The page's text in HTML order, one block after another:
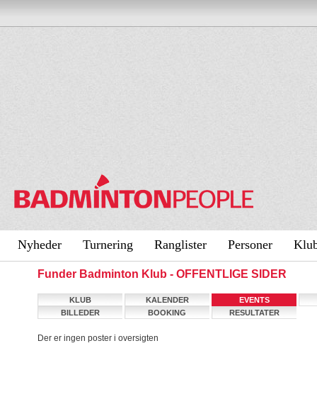
Nyheder Turnering Ranglister Personer
Funder Badminton Klub - OFFENTLIGE SIDER
KLUB KALENDER
EVENTS
BILLEDER
BOOKING RESULTATER
Der er ingen poster i oversigten